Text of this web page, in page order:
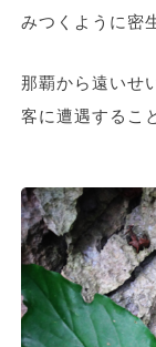
みつくように密
那覇から遠いせ
客に遭遇するこ